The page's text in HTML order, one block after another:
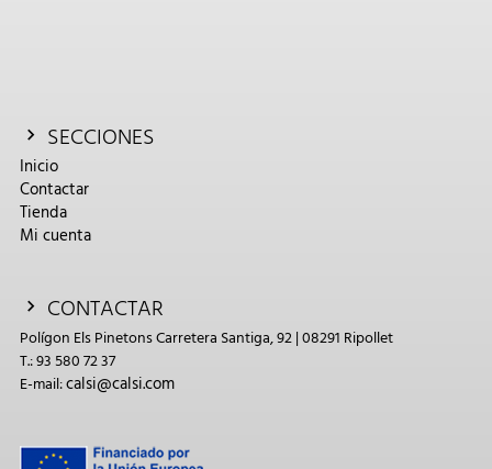
SECCIONES
Inicio
Contactar
Tienda
Mi cuenta
CONTACTAR
Polígon Els Pinetons Carretera Santiga, 92 | 08291 Ripollet
T.: 93 580 72 37
E-mail:calsi@calsi.com